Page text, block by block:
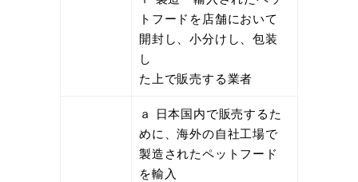
トフードを店舗において
開封し、小分けし、包装
し
た上で販売する業者
ａ 日本国内で販売するた
めに、海外の自社工場で
製造されたペットフード
を輸入